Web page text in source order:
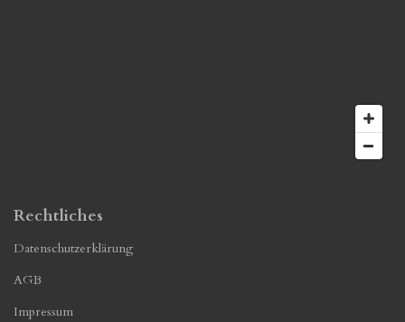
Rechtliches
Datenschutzerklärung
AGB
Impressum